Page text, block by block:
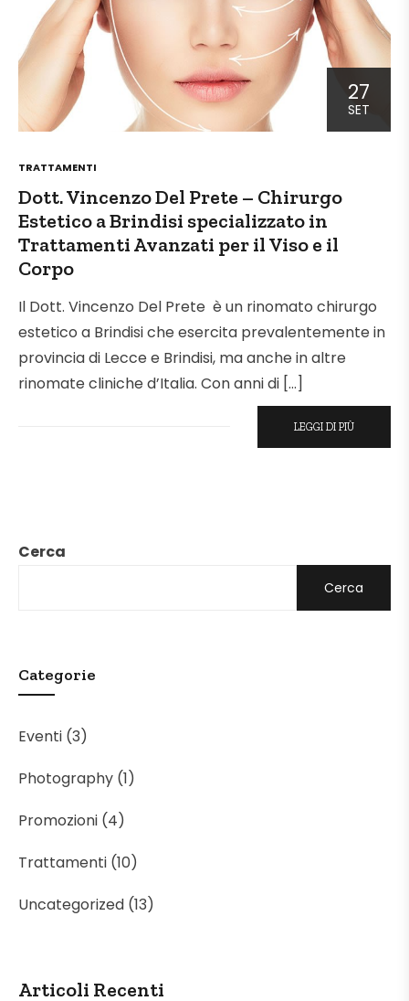
Cerca
Cerca
Categorie
Eventi (3)
Photography (1)
Promozioni (4)
Trattamenti (10)
Uncategorized (13)
Articoli Recenti
27
SET
POSTED
TRATTAMENTI
Dott. Vincenzo Del Prete – Chirurgo
Estetico a Brindisi specializzato in
Trattamenti Avanzati per il Viso e il
Corpo
Il Dott. Vincenzo Del Prete è un rinomato chirurgo
estetico a Brindisi che esercita prevalentemente in
provincia di Lecce e Brindisi, ma anche in altre
rinomate cliniche d’Italia. Con anni di […]
LEGGI DI PIÙ